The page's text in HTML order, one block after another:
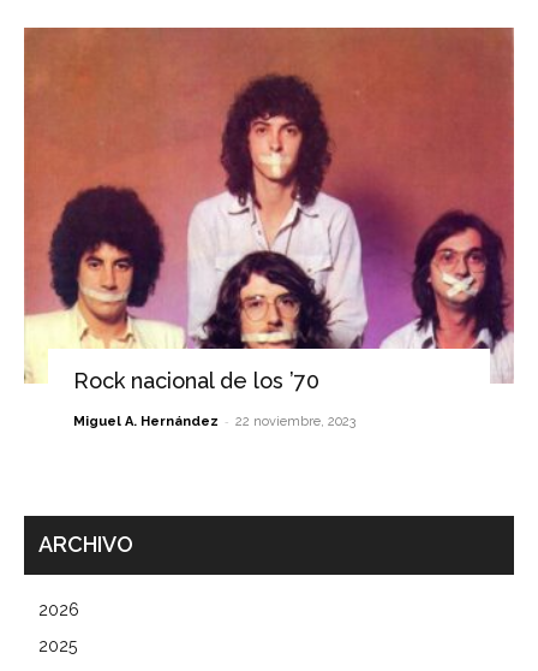
Rock nacional de los ’70
Miguel A. Hernández - 22 noviembre, 2023
ARCHIVO
2026
2025